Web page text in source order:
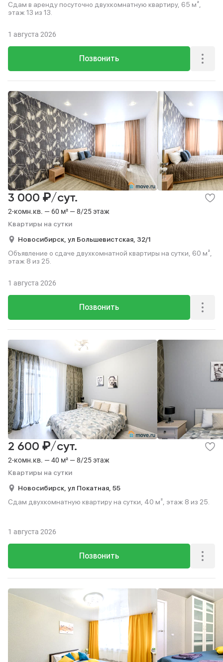
Сдам в аренду посуточно двухкомнатную квартиру, 65 м²,
этаж 13 из 13.
Позвонить
1 августа 2026
2-комн.кв. — 60 м² — 8/25 этаж
Квартиры на сутки
3 000 ₽/сут.
Новосибирск, ул Большевистская, 32/1
Объявление о сдаче двухкомнатной квартиры на сутки, 60 м²,
этаж 8 из 25.
Позвонить
1 августа 2026
2-комн.кв. — 40 м² — 8/25 этаж
Квартиры на сутки
2 600 ₽/сут.
Новосибирск, ул Покатная, 55
Сдам двухкомнатную квартиру на сутки, 40 м², этаж 8 из 25.
Позвонить
1 августа 2026